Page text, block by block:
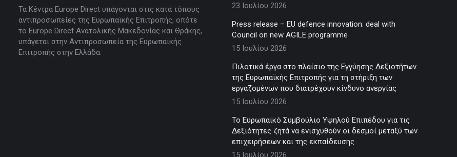
Τα Κέντρα Europe Direct υπάγονται στις κατά τόπους
αντιπροσωπείες της Ευρωπαϊκής Επιτροπής, οπότε
το Europe Direct Ανατολικής Μακεδονίας και Θράκης,
υπάγεται στην Αντιπροσωπεία της Ευρωπαϊκής
Επιτροπής στην Ελλάδα.
23 Ιουλίου 2026
Press release – EU defence innovation: deal with
Council on new AGILE programme
15 Ιουλίου 2026
Πιλοτικά έργα στο πλαίσιο της Εγγύησης Δεξιοτήτων
της Ευρωπαϊκής Επιτροπής για τη στήριξη των
εργαζομένων που διατρέχουν κίνδυνο ανεργίας
15 Ιουλίου 2026
Το Ευρωπαϊκό Συμβούλιο Υψηλού Επιπέδου για τις
Δεξιότητες ζητά να ενισχυθούν οι δεσμοί μεταξύ των
επιχειρήσεων και της εκπαίδευσης
15 Ιουλίου 2026